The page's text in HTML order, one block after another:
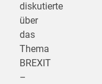
diskutierte
über
das
Thema
BREXIT
–